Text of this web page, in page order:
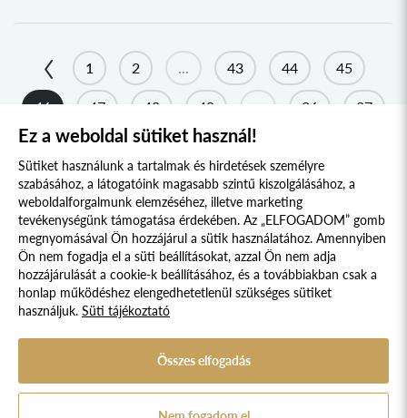
MÁRAMAROSI KOLLÉGIUM
DRÁVASZÖG ÉS SZLAVÓNIA KOLLÉGIUM
TESSEDIK SÁMUEL KOLLÉGIUM
AFRIKA KOLLÉGIUM
KELETI NYITÁS KOLLÉGIUM
IBERO-AMERICA KOLLÉGIUM
KERKAI JENŐ KOLLÉGIUM
SZENT-GYÖRGYI ALBERT KOLLÉGIUM
VARGA DOMOKOS KOLLÉGIUM
STEINDL IMRE PARLEMENTI KOLLÉGIUM
2016
2015
2014
2013
2012
2011
2010
2009
1 2 43 44 45
46 47 48 49 86 87
Süti szabályzat Adatvédelmi nyilatkozat
Jogi nyilatkozat
© 2017 - 2026 NÉPFŐISKOLA ALAPÍTVÁNY, LAKITELEK. MINDEN JOG
Ez a weboldal sütiket használ!
Sütiket használunk a tartalmak és hirdetések személyre
szabásához, a látogatóink magasabb szintű kiszolgálásához, a
weboldalforgalmunk elemzéséhez, illetve marketing
tevékenységünk támogatása érdekében. Az „ELFOGADOM” gomb
megnyomásával Ön hozzájárul a sütik használatához. Amennyiben
Ön nem fogadja el a süti beállításokat, azzal Ön nem adja
hozzájárulását a cookie-k beállításához, és a továbbiakban csak a
honlap működéshez elengedhetetlenül szükséges sütiket
használjuk. Süti tájékoztató
Összes elfogadás